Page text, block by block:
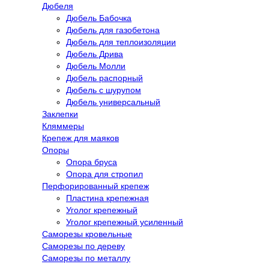
Дюбеля
Дюбель Бабочка
Дюбель для газобетона
Дюбель для теплоизоляции
Дюбель Дрива
Дюбель Молли
Дюбель распорный
Дюбель с шурупом
Дюбель универсальный
Заклепки
Кляммеры
Крепеж для маяков
Опоры
Опора бруса
Опора для стропил
Перфорированный крепеж
Пластина крепежная
Уголог крепежный
Уголог крепежный усиленный
Саморезы кровельные
Саморезы по дереву
Саморезы по металлу